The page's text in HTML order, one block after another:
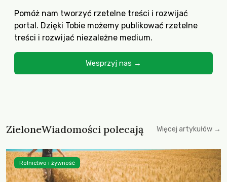
Pomóż nam tworzyć rzetelne treści i rozwijać
portal. Dzięki Tobie możemy publikować rzetelne
treści i rozwijać niezależne medium.
Wesprzyj nas →
ZieloneWiadomości polecają Więcej artykułów →
Rolnictwo i żywność